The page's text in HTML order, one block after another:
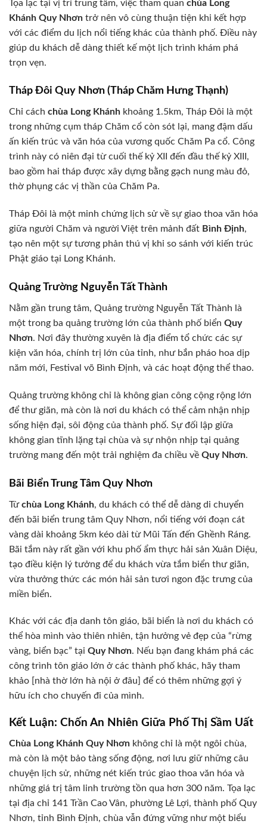
Tọa lạc tại vị trí trung tâm, việc tham quan chùa Long
Khánh Quy Nhơn trở nên vô cùng thuận tiện khi kết hợp
với các điểm du lịch nổi tiếng khác của thành phố. Điều này
giúp du khách dễ dàng thiết kế một lịch trình khám phá
trọn vẹn.
Tháp Đôi Quy Nhơn (Tháp Chăm Hưng Thạnh)
Chỉ cách chùa Long Khánh khoảng 1.5km, Tháp Đôi là một
trong những cụm tháp Chăm cổ còn sót lại, mang đậm dấu
ấn kiến trúc và văn hóa của vương quốc Chăm Pa cổ. Công
trình này có niên đại từ cuối thế kỷ XII đến đầu thế kỷ XIII,
bao gồm hai tháp được xây dựng bằng gạch nung màu đỏ,
thờ phụng các vị thần của Chăm Pa.
Tháp Đôi là một minh chứng lịch sử về sự giao thoa văn hóa
giữa người Chăm và người Việt trên mảnh đất Bình Định,
tạo nên một sự tương phản thú vị khi so sánh với kiến trúc
Phật giáo tại Long Khánh.
Quảng Trường Nguyễn Tất Thành
Nằm gần trung tâm, Quảng trường Nguyễn Tất Thành là
một trong ba quảng trường lớn của thành phố biển Quy
Nhơn. Nơi đây thường xuyên là địa điểm tổ chức các sự
kiện văn hóa, chính trị lớn của tỉnh, như bắn pháo hoa dịp
năm mới, Festival võ Bình Định, và các hoạt động thể thao.
Quảng trường không chỉ là không gian công cộng rộng lớn
để thư giãn, mà còn là nơi du khách có thể cảm nhận nhịp
sống hiện đại, sôi động của thành phố. Sự đối lập giữa
không gian tĩnh lặng tại chùa và sự nhộn nhịp tại quảng
trường mang đến một trải nghiệm đa chiều về Quy Nhơn.
Bãi Biển Trung Tâm Quy Nhơn
Từchùa Long Khánh, du khách có thể dễ dàng di chuyển
đến bãi biển trung tâm Quy Nhơn, nổi tiếng với đoạn cát
vàng dài khoảng 5km kéo dài từ Mũi Tấn đến Ghềnh Ráng.
Bãi tắm này rất gần với khu phố ẩm thực hải sản Xuân Diệu,
tạo điều kiện lý tưởng để du khách vừa tắm biển thư giãn,
vừa thưởng thức các món hải sản tươi ngon đặc trưng của
miền biển.
Khác với các địa danh tôn giáo, bãi biển là nơi du khách có
thể hòa mình vào thiên nhiên, tận hưởng vẻ đẹp của “rừng
vàng, biển bạc” tại Quy Nhơn. Nếu bạn đang khám phá các
công trình tôn giáo lớn ở các thành phố khác, hãy tham
khảo [nhà thờ lớn hà nội ở đâu] để có thêm những gợi ý
hữu ích cho chuyến đi của mình.
Kết Luận: Chốn An Nhiên Giữa Phố Thị Sầm Uất
Chùa Long Khánh Quy Nhơn không chỉ là một ngôi chùa,
mà còn là một bảo tàng sống động, nơi lưu giữ những câu
chuyện lịch sử, những nét kiến trúc giao thoa văn hóa và
những giá trị tâm linh trường tồn qua hơn 300 năm. Tọa lạc
tại địa chỉ 141 Trần Cao Vân, phường Lê Lợi, thành phố Quy
Nhơn, tỉnh Bình Định, chùa vẫn đứng vững như một biểu